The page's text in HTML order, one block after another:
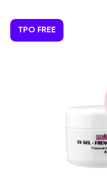
TPO FREE